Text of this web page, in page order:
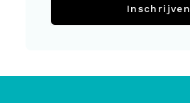
Inschrijven